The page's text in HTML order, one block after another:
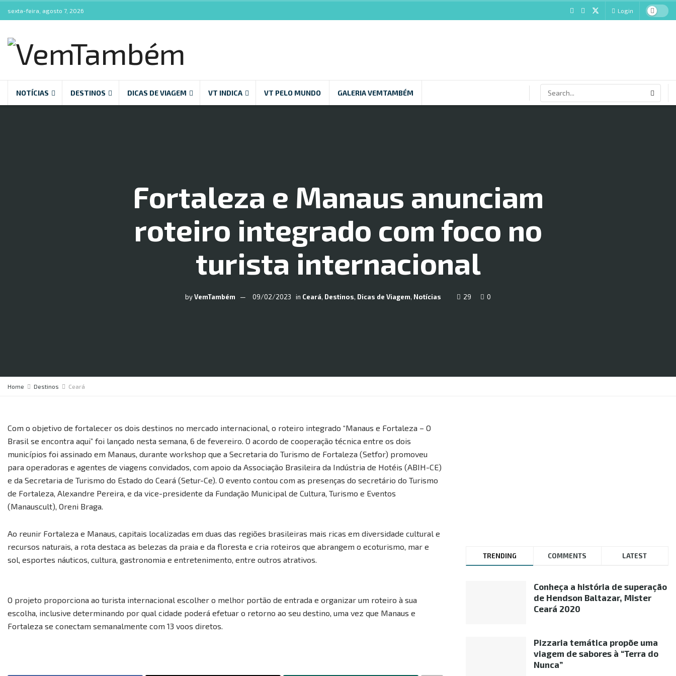
sexta-feira, agosto 7, 2026 Login
NOTÍCIAS DESTINOS DICAS DE VIAGEM VT INDICA VT PELO MUNDO GALERIA VEMTAMBÉM
Fortaleza e Manaus anunciam
roteiro integrado com foco no
turista internacional
byVemTambém 09/02/2023 in Ceará, Destinos, Dicas de Viagem, Notícias 29 0
Home Destinos Ceará
Com o objetivo de fortalecer os dois destinos no mercado internacional, o roteiro integrado “Manaus e Fortaleza – O
Brasil se encontra aqui” foi lançado nesta semana, 6 de fevereiro. O acordo de cooperação técnica entre os dois
municípios foi assinado em Manaus, durante workshop que a Secretaria do Turismo de Fortaleza (Setfor) promoveu
para operadoras e agentes de viagens convidados, com apoio da Associação Brasileira da Indústria de Hotéis (ABIH-CE)
e da Secretaria de Turismo do Estado do Ceará (Setur-Ce). O evento contou com as presenças do secretário do Turismo
de Fortaleza, Alexandre Pereira, e da vice-presidente da Fundação Municipal de Cultura, Turismo e Eventos
(Manauscult), Oreni Braga.
Ao reunir Fortaleza e Manaus, capitais localizadas em duas das regiões brasileiras mais ricas em diversidade cultural e
recursos naturais, a rota destaca as belezas da praia e da floresta e cria roteiros que abrangem o ecoturismo, mar e
sol, esportes náuticos, cultura, gastronomia e entretenimento, entre outros atrativos.
O projeto proporciona ao turista internacional escolher o melhor portão de entrada e organizar um roteiro à sua
escolha, inclusive determinando por qual cidade poderá efetuar o retorno ao seu destino, uma vez que Manaus e
Fortaleza se conectam semanalmente com 13 voos diretos.
TRENDING COMMENTS LATEST
Conheça a história de superação
de Hendson Baltazar, Mister
Ceará 2020
Pizzaria temática propõe uma
viagem de sabores à “Terra do
Nunca”